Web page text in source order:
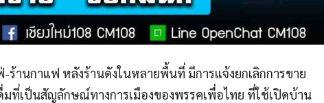
-ร้านกาแฟ หลังร้านดังในหลายพื้นที่ มีการแจ้งยกเลิกการขาย
มที่เป็นสัญลักษณ์ทางการเมืองของพรรคเพื่อไทย ที่ใช้เปิดบ้าน